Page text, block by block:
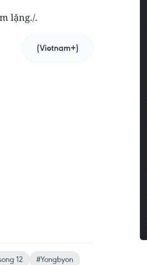
lặng./.
(Vietnam+)
12
#Yongbyon